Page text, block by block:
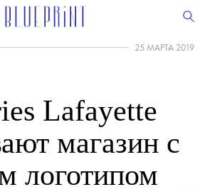
25 МАРТА 2019
Lafayette
магазин с
логотипом